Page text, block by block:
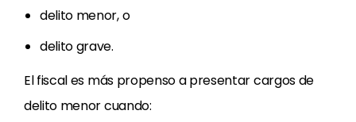
delito menor, o
delito grave.
El fiscal es más propenso a presentar cargos de
delito menor cuando: